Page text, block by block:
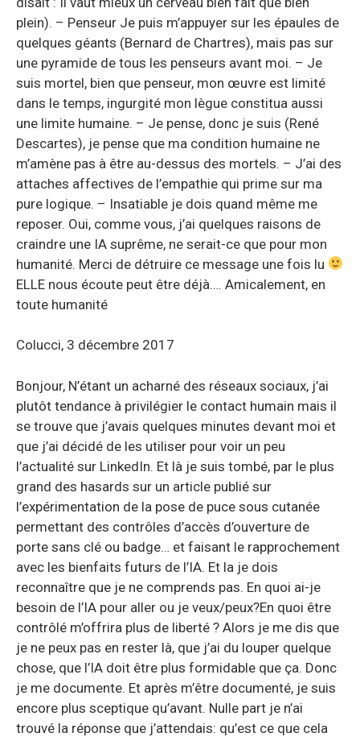
plein). – Penseur Je puis m’appuyer sur les épaules de
quelques géants (Bernard de Chartres), mais pas sur
une pyramide de tous les penseurs avant moi. – Je
suis mortel, bien que penseur, mon œuvre est limité
dans le temps, ingurgité mon lègue constitua aussi
une limite humaine. – Je pense, donc je suis (René
Descartes), je pense que ma condition humaine ne
m’amène pas à être au-dessus des mortels. – J’ai des
attaches affectives de l’empathie qui prime sur ma
pure logique. – Insatiable je dois quand même me
reposer. Oui, comme vous, j’ai quelques raisons de
craindre une IA suprême, ne serait-ce que pour mon
humanité. Merci de détruire ce message une fois lu
ELLE nous écoute peut être déjà…. Amicalement, en
toute humanité
Colucci, 3 décembre 2017
Bonjour, N’étant un acharné des réseaux sociaux, j’ai
plutôt tendance à privilégier le contact humain mais il
se trouve que j’avais quelques minutes devant moi et
que j’ai décidé de les utiliser pour voir un peu
l’actualité sur LinkedIn. Et là je suis tombé, par le plus
grand des hasards sur un article publié sur
l’expérimentation de la pose de puce sous cutanée
permettant des contrôles d’accès d’ouverture de
porte sans clé ou badge… et faisant le rapprochement
avec les bienfaits futurs de l’IA. Et la je dois
reconnaître que je ne comprends pas. En quoi ai-je
besoin de l’IA pour aller ou je veux/peux?En quoi être
contrôlé m’offrira plus de liberté ? Alors je me dis que
je ne peux pas en rester là, que j’ai du louper quelque
chose, que l’IA doit être plus formidable que ça. Donc
je me documente. Et après m’être documenté, je suis
encore plus sceptique qu’avant. Nulle part je n’ai
trouvé la réponse que j’attendais: qu’est ce que cela